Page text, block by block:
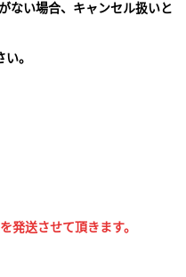
ない場合、キャンセル扱いと
。
発送させて頂きます。